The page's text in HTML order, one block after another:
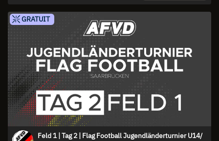
GRATUIT
Feld 1 | Tag 2 | Flag Football Jugendländerturnier U14/